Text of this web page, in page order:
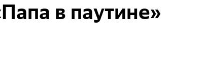
в паутине»